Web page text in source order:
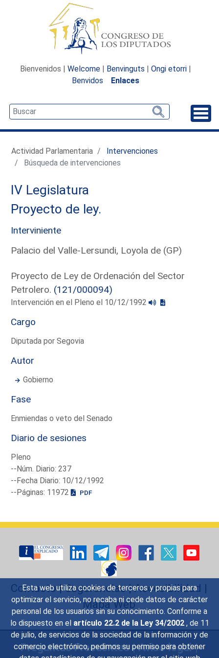
Esta web utiliza cookies de terceros y propias para
optimizar el servicio, no recaba ni cede datos de carácter
personal de los usuarios sin su conocimiento. Conforme a
lo dispuesto en el artículo 22.2 de la Ley 34/2002 , de 11
de julio, de servicios de la sociedad de la información y de
comercio electrónico, pedimos su permiso para obtener
Bienvenidos | Welcome | Benvinguts | Ongi etorri |
Benvidos
Enlaces
Actividad Parlamentaria
Intervenciones
Búsqueda de intervenciones
IV Legislatura
Proyecto de ley.
Interviniente
Palacio del Valle-Lersundi, Loyola de (GP)
Proyecto de Ley de Ordenación del Sector
Petrolero. (121/000094)
Intervención en el Pleno el 10/12/1992
Cargo
Diputada por Segovia
Autor
Gobierno
Fase
Enmiendas o veto del Senado
Diario de sesiones
Pleno
--Núm. Diario: 237
--Fecha Diario: 10/12/1992
--Páginas: 11972
PDF
Contacto|Sugerencias|Accesibilidad |
Mapa Web
Preguntas Frecuentes|Aviso legal|